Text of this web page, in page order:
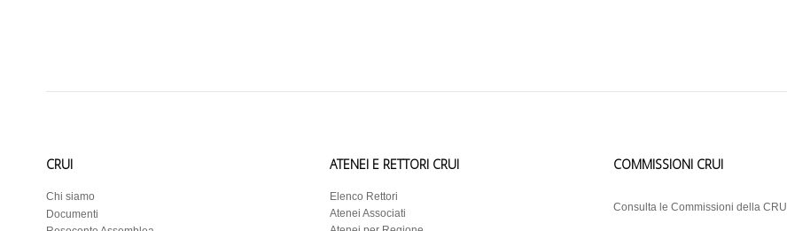
CRUI
Chi siamo
Documenti
ATENEI E RETTORI CRUI
Elenco Rettori
Atenei Associati
COMMISSIONI CRUI
Consulta le Commissioni della CRUI